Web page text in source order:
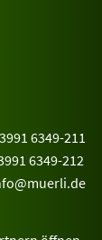
6349-211
6349-212